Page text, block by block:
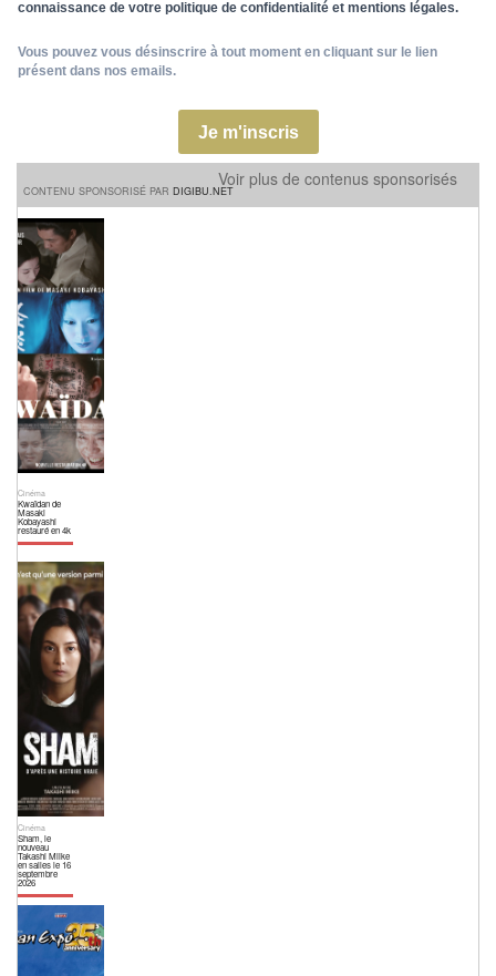
connaissance de votre politique de confidentialité et mentions légales.
Vous pouvez vous désinscrire à tout moment en cliquant sur le lien
présent dans nos emails.
Je m'inscris
CONTENU SPONSORISÉ PAR DIGIBU.NET
Voir plus de contenus sponsorisés
Cinéma
Kwaïdan de
Masaki
Kobayashi
restauré en 4k
Cinéma
Sham, le
nouveau
Takashi Miike
en salles le 16
septembre
2026